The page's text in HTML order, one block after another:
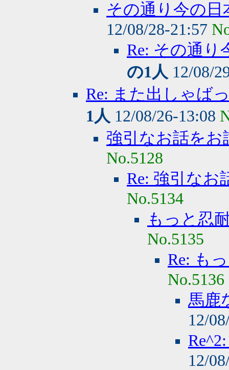
その通り今の
12/08/28-21:57
Re: その通
の1人 12/08/
Re: また出しゃば
1人 12/08/26-13:08
強引なお話をお
No.5128
Re: 強引なお
No.5134
もっと忍
No.5135
Re: も
No.5136
馬鹿
12/
12/